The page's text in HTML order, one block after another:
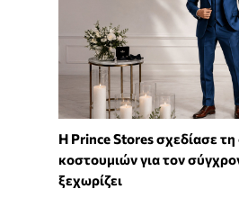
Η Prince Stores σχεδίασε
κοστουμιών για τον
ξεχωρίζει